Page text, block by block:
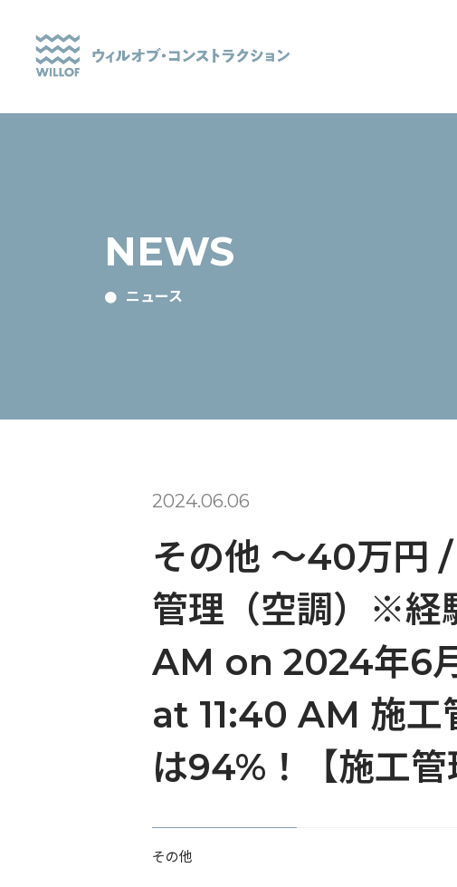
NEWS
ニュース
2024.06.06
その他 〜40万円
管理（空調）※経
AM on 2024年6
at 11:40 AM 施工
は94%！【施工管
その他